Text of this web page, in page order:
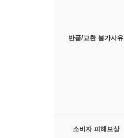
반품/교환 불가사유
소비자 피해보상